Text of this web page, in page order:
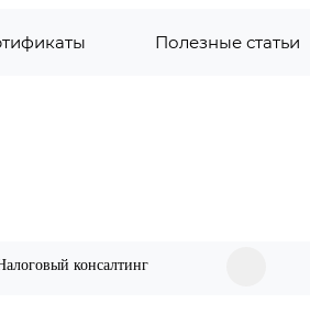
Полезные статьи
консалтинг